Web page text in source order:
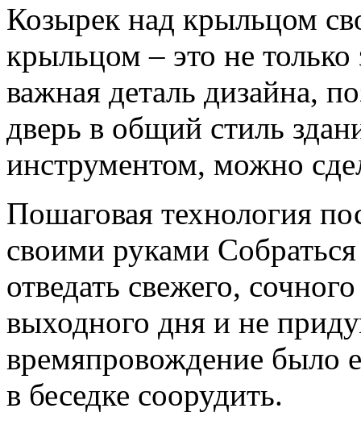
Козырек над крыльцом
крыльцом – это не
важная деталь дизайна,
дверь в общий стиль
инструментом, можно
Пошаговая технология
своими руками
отведать свежего,
выходного дня и не
времяпровождение было
в беседке соорудить.